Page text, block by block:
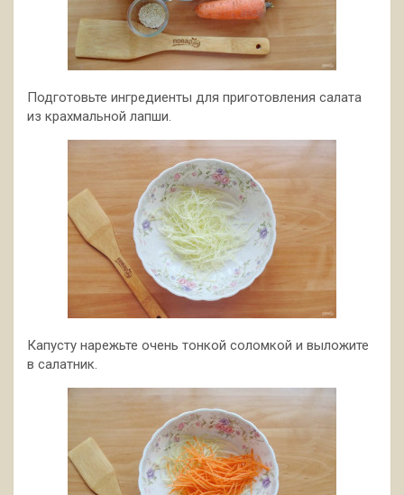
Подготовьте ингредиенты для приготовления салата
из крахмальной лапши.
Капусту нарежьте очень тонкой соломкой и выложите
в салатник.